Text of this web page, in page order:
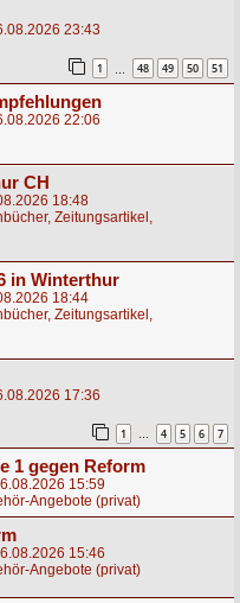
23:43
1 48 49 50 51
22:06
CH
18:48
Zeitungsartikel,
in Winterthur
18:44
Zeitungsartikel,
17:36
1 … 4 5 6 7
1 gegen Reform
15:59
Angebote (privat)
15:46
Angebote (privat)